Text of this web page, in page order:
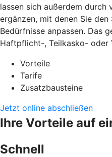
lassen sich außerdem durch
ergänzen, mit denen Sie
Bedürfnisse anpassen. Das
Haftpflicht-, Teilkasko- oder
Vorteile
Tarife
Zusatzbausteine
Jetzt online abschließen
Ihre Vorteile auf
Schnell